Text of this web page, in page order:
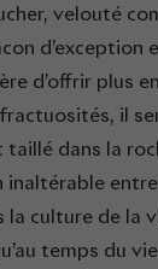
velouté
d’exception
d’offrir plus
il
dans la
inaltérable
la culture de la
temps du